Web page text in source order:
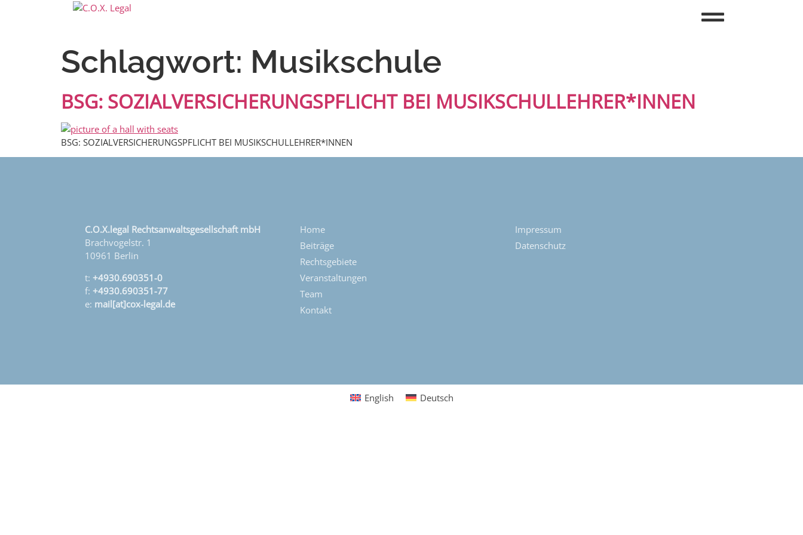
Schlagwort: Musikschule
BSG: SOZIALVERSICHERUNGSPFLICHT BEI MUSIKSCHULLEHRER*INNEN
BSG: SOZIALVERSICHERUNGSPFLICHT BEI MUSIKSCHULLEHRER*INNEN
C.O.X.legal Rechtsanwaltsgesellschaft mbH
Brachvogelstr. 1
10961 Berlin
t: +4930.690351-0
f: +4930.690351-77
e: mail[at]cox-legal.de
Home
Beiträge
Rechtsgebiete
Veranstaltungen
Team
Kontakt
Impressum
Datenschutz
English Deutsch